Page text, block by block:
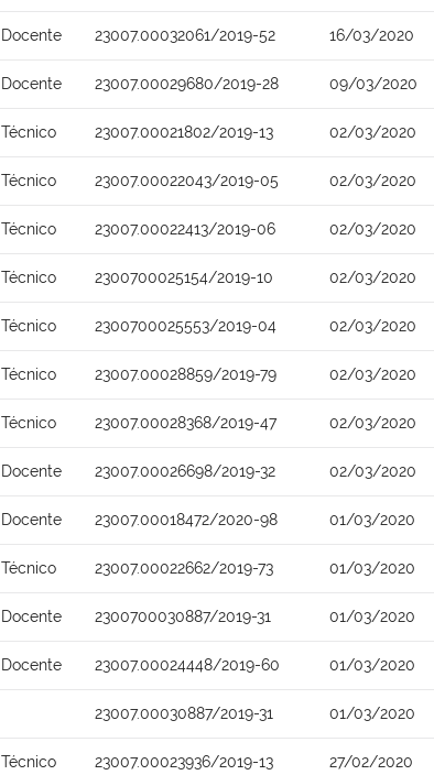
Docente 23007.00032061/2019-52 16/03/2020
Docente 23007.00029680/2019-28 09/03/2020
Técnico 23007.00021802/2019-13 02/03/2020
Técnico 23007.00022043/2019-05 02/03/2020
Técnico 23007.00022413/2019-06 02/03/2020
Técnico 2300700025154/2019-10 02/03/2020
Técnico 2300700025553/2019-04 02/03/2020
Técnico 23007.00028859/2019-79 02/03/2020
Técnico 23007.00028368/2019-47 02/03/2020
Docente 23007.00026698/2019-32 02/03/2020
Docente 23007.00018472/2020-98 01/03/2020
Técnico 23007.00022662/2019-73 01/03/2020
Docente 2300700030887/2019-31 01/03/2020
Docente 23007.00024448/2019-60 01/03/2020
23007.00030887/2019-31 01/03/2020
Técnico 23007.00023936/2019-13 27/02/2020